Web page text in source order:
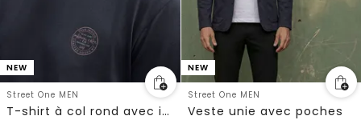
NEW
Street One MEN
T-shirt à col rond avec imprimé sur la poitrine
NEW
Street One MEN
Veste unie avec poches